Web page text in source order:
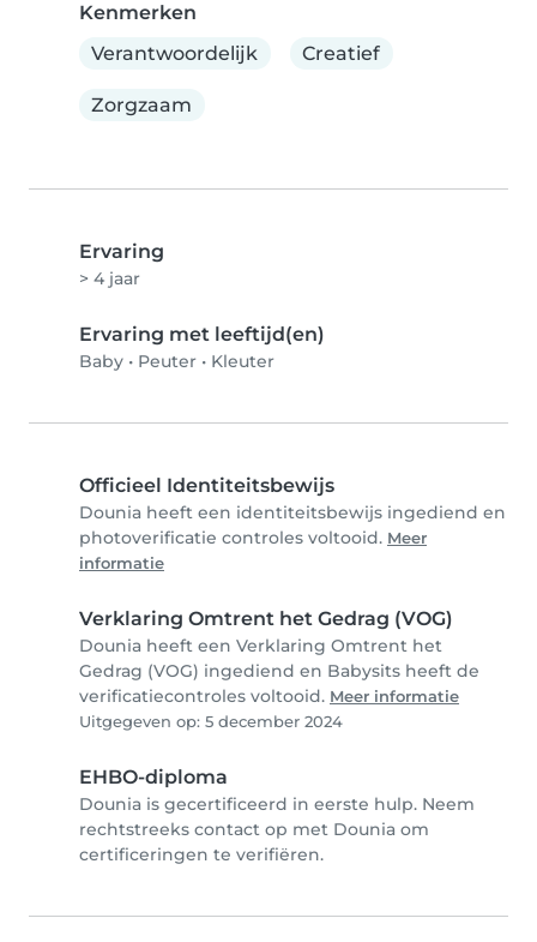
Kenmerken
Verantwoordelijk
Creatief
Zorgzaam
Ervaring
> 4 jaar
Ervaring met leeftijd(en)
Baby • Peuter • Kleuter
Officieel Identiteitsbewijs
Dounia heeft een identiteitsbewijs ingediend en
photoverificatie controles voltooid. Meer
informatie
Verklaring Omtrent het Gedrag (VOG)
Dounia heeft een Verklaring Omtrent het
Gedrag (VOG) ingediend en Babysits heeft de
verificatiecontroles voltooid. Meer informatie
Uitgegeven op: 5 december 2024
EHBO-diploma
Dounia is gecertificeerd in eerste hulp. Neem
rechtstreeks contact op met Dounia om
certificeringen te verifiëren.